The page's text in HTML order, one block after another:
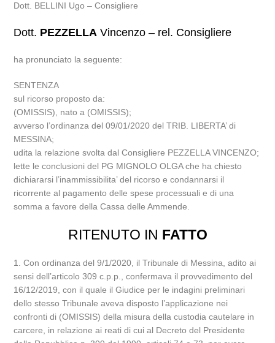
Dott. BELLINI Ugo – Consigliere
Dott. PEZZELLA Vincenzo – rel. Consigliere
ha pronunciato la seguente:
SENTENZA
sul ricorso proposto da:
(OMISSIS), nato a (OMISSIS);
avverso l’ordinanza del 09/01/2020 del TRIB. LIBERTA’ di
MESSINA;
udita la relazione svolta dal Consigliere PEZZELLA VINCENZO;
lette le conclusioni del PG MIGNOLO OLGA che ha chiesto
dichiararsi l’inammissibilita’ del ricorso e condannarsi il
ricorrente al pagamento delle spese processuali e di una
somma a favore della Cassa delle Ammende.
RITENUTO IN FATTO
1. Con ordinanza del 9/1/2020, il Tribunale di Messina, adito ai
sensi dell’articolo 309 c.p.p., confermava il provvedimento del
16/12/2019, con il quale il Giudice per le indagini preliminari
dello stesso Tribunale aveva disposto l’applicazione nei
confronti di (OMISSIS) della misura della custodia cautelare in
carcere, in relazione ai reati di cui al Decreto del Presidente